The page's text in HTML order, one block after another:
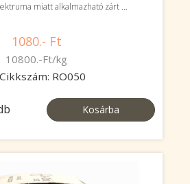
miatt alkalmazható zárt ...
1080.- Ft
10800.-Ft/kg
RO050
Kosárba